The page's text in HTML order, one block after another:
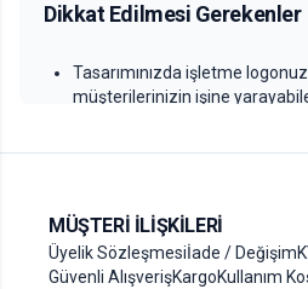
Dikkat Edilmesi Gerekenler
Tasarımınızda işletme
müşterilerinizin işine
Ürünün baskı alanı içerisinde
Ürün sayfalarında yazan
sipariş sürecinde olası hataları
MÜŞTERI İLIŞKILERI
Üyelik Sözleşmesiİade / Değişim
Güvenli AlışverişKargoKullanım